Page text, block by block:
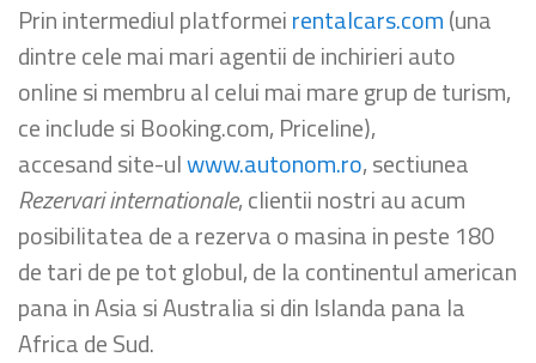
Prin intermediul platformeirentalcars.com(una
dintre cele mai mari agentii de inchirieri auto
online si membru al celui mai mare grup de turism,
ce include si Booking.com, Priceline),
accesand site-ulwww.autonom.ro, sectiunea
Rezervari internationale, clientii nostri au acum
posibilitatea de a rezerva o masina in peste 180
de tari de pe tot globul, de la continentul american
pana in Asia si Australia si din Islanda pana la
Africa de Sud.